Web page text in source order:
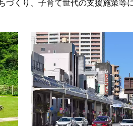
づくり、子育て世代の支援施策等